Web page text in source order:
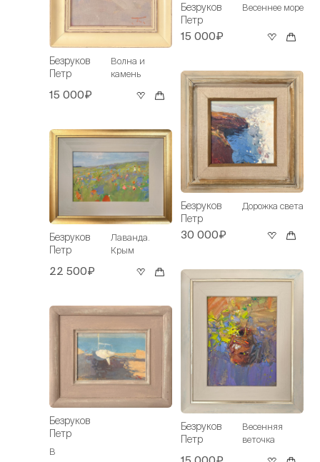
Безруков
Петр
Волна и
камень
15 000₽
Безруков
Петр
Лаванда.
Крым
22 500₽
Безруков
Петр
В
Безруков
Петр
Весеннее море
15 000₽
Безруков
Петр
Дорожка света
30 000₽
Безруков
Петр
Весенняя
веточка